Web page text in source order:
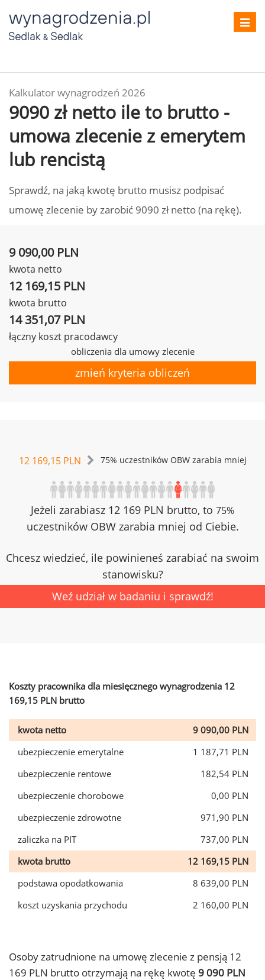
Kalkulator wynagrodzeń 2026
9090 zł netto ile to brutto -
umowa zlecenie z emerytem
lub rencistą
Sprawdź, na jaką kwotę brutto musisz podpisać
umowę zlecenie by zarobić 9090 zł netto (na rękę).
9 090,00 PLN
kwota netto
12 169,15 PLN
kwota brutto
14 351,07 PLN
łączny koszt pracodawcy
obliczenia dla umowy zlecenie
zmień kryteria obliczeń
12 169,15 PLN 75% uczestników OBW zarabia mniej
Jeżeli zarabiasz 12 169 PLN brutto, to 75%
uczestników OBW zarabia mniej od Ciebie.
Chcesz wiedzieć, ile powinieneś zarabiać na swoim
stanowisku?
Weź udział w badaniu i sprawdź!
Koszty pracownika dla miesięcznego wynagrodzenia 12
169,15 PLN brutto
kwota netto
9 090,00 PLN
ubezpieczenie emerytalne
1 187,71 PLN
ubezpieczenie rentowe
182,54 PLN
ubezpieczenie chorobowe
0,00 PLN
ubezpieczenie zdrowotne
971,90 PLN
zaliczka na PIT
737,00 PLN
kwota brutto
12 169,15 PLN
podstawa opodatkowania
8 639,00 PLN
koszt uzyskania przychodu
2 160,00 PLN
Osoby zatrudnione na umowę zlecenie z pensją 12
169 PLN brutto otrzymają na rękę kwotę 9 090 PLN